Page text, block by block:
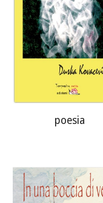
poesia